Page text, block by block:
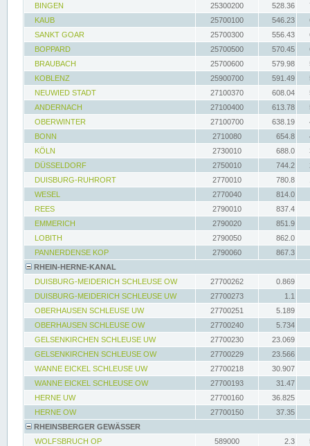
BINGEN
25300200 528.36
KAUB
25700100 546.23
SANKT GOAR
25700300 556.43
BOPPARD
25700500 570.45
BRAUBACH
25700600 579.98
KOBLENZ
25900700 591.49
NEUWIED STADT
27100370 608.04
ANDERNACH
27100400 613.78
OBERWINTER
27100700 638.19
BONN
2710080 654.8
KÖLN
2730010 688.0
DÜSSELDORF
2750010 744.2
DUISBURG-RUHRORT
2770010 780.8
WESEL
2770040
814.0
REES
2790010
837.4
EMMERICH
2790020
851.9
LOBITH
2790050
862.0
PANNERDENSE KOP
2790060
867.3
RHEIN-HERNE-KANAL
DUISBURG-MEIDERICH SCHLEUSE OW
27700262
0.869
DUISBURG-MEIDERICH SCHLEUSE UW
27700273
1.1
OBERHAUSEN SCHLEUSE UW
27700251
5.189
OBERHAUSEN SCHLEUSE OW
27700240
5.734
GELSENKIRCHEN SCHLEUSE UW
27700230
23.069
GELSENKIRCHEN SCHLEUSE OW
27700229
23.566
WANNE EICKEL SCHLEUSE UW
27700218
30.907
WANNE EICKEL SCHLEUSE OW
27700193
31.47
HERNE UW
27700160
36.825
HERNE OW
27700150
37.35
RHEINSBERGER GEWÄSSER
WOLFSBRUCH OP
589000 2.3